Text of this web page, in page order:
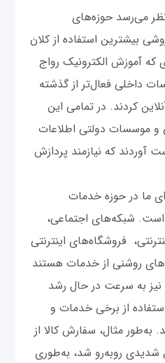
شیوع کووید 19 به‌نظر می‌رسد حوزه‌های
بیشترین استفاده از کلان
که آموزش الکترونیک رواج
داخلی فعال‌تر از گذشته
کردند. در تمامی این
موسسات دولتی اطلاعات
آوردند که نیازمند پردازش
ما در حوزه خدمات
است. شبکه‌های اجتماعی،
فروشگاه‌های اینترنتی
روشنی از خدمات هستند
نیز به سرعت در حال رشد
از برخی خدمات و
به‌طور مثال، سفارش کالا از
شدیدی روبه‌رو شد، به‌طوری